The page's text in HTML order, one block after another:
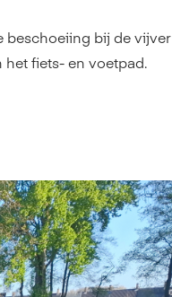
beschoeiing bij de vijver
fiets- en voetpad.